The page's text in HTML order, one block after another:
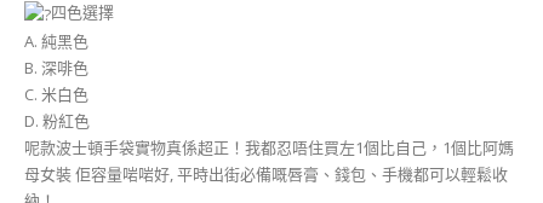
四色選擇
A. 純黑色
B. 深啡色
C. 米白色
D. 粉紅色
呢款波士頓手袋實物真係超正！我都忍唔住買左1個比自己，1個比阿媽
母女裝 佢容量啱啱好, 平時出街必備嘅唇膏、錢包、手機都可以輕鬆收